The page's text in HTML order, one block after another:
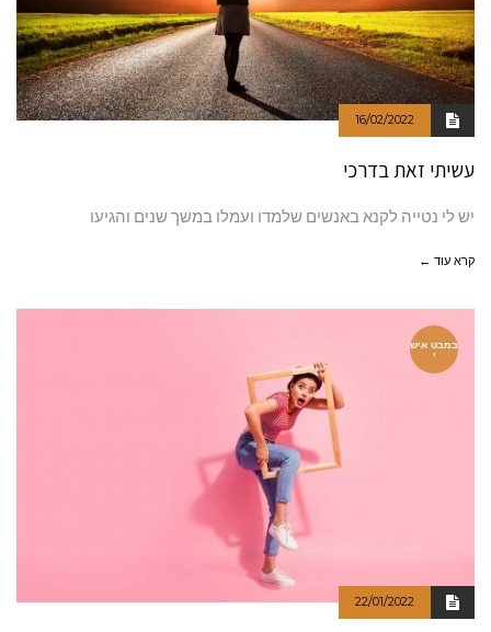
16/02/2022
עשיתי זאת בדרכי
יש לי נטייה לקנא באנשים שלמדו ועמלו במשך שנים והגיעו
קרא עוד ←
במבט איש
י
22/01/2022